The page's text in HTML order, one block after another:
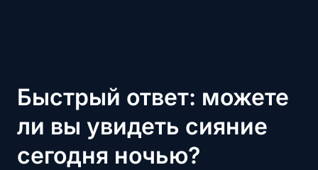
Быстрый ответ: можете
ли вы увидеть сияние
сегодня ночью?